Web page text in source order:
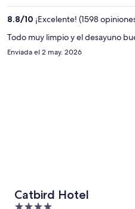
8.8/10 ¡Excelente! (1598
Todo muy limpio y el desayuno
Enviada el 2 may. 2026
Catbird Hotel